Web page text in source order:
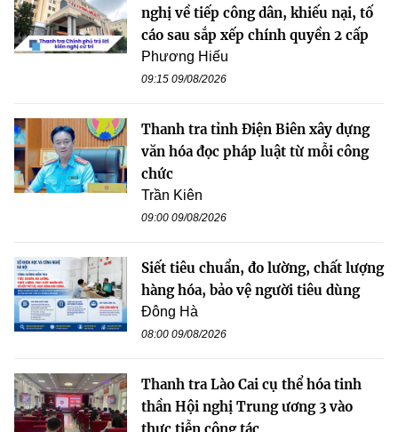
nghị về tiếp công dân, khiếu nại, tố
cáo sau sắp xếp chính quyền 2 cấp
Phương Hiếu
09:15 09/08/2026
Thanh tra tỉnh Điện Biên xây dựng
văn hóa đọc pháp luật từ mỗi công
chức
Trần Kiên
09:00 09/08/2026
Siết tiêu chuẩn, đo lường, chất lượng
hàng hóa, bảo vệ người tiêu dùng
Đông Hà
08:00 09/08/2026
Thanh tra Lào Cai cụ thể hóa tinh
thần Hội nghị Trung ương 3 vào